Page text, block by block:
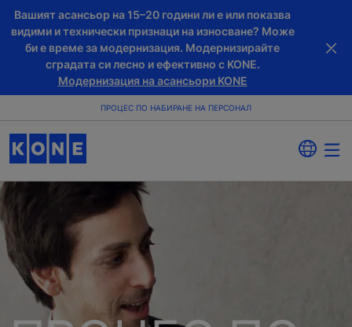
Вашият асансьор на 15–20 години ли е или показва
видими и технически признаци на износване? Може
би е време за модернизация. Модернизирайте
сградата си лесно и ефективно с KONE.
Модернизация на асансьори KONE
ПРОЦЕС ПО НАБИРАНЕ НА ПЕРСОНАЛ